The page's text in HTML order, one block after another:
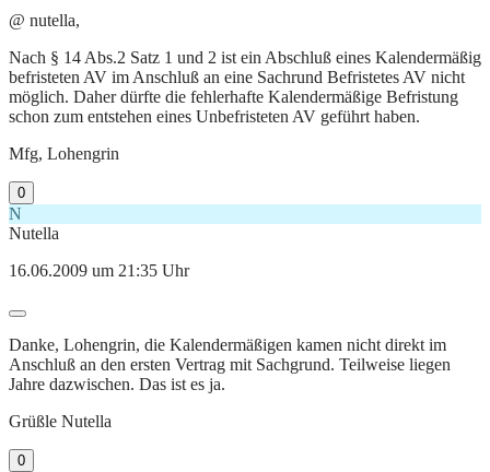
@ nutella,
Nach § 14 Abs.2 Satz 1 und 2 ist ein Abschluß eines Kalendermäßig
befristeten AV im Anschluß an eine Sachrund Befristetes AV nicht
möglich. Daher dürfte die fehlerhafte Kalendermäßige Befristung
schon zum entstehen eines Unbefristeten AV geführt haben.
Mfg, Lohengrin
0
N
Nutella
16.06.2009 um 21:35 Uhr
Danke, Lohengrin, die Kalendermäßigen kamen nicht direkt im
Anschluß an den ersten Vertrag mit Sachgrund. Teilweise liegen
Jahre dazwischen. Das ist es ja.
Grüßle Nutella
0